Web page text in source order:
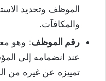
الموظف وتحديد
والمكافآت.
رقم الموظف: وهو
عند انضمامه إلى
تمييزه عن غيره من